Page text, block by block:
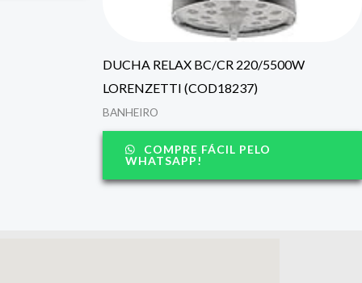
DUCHA RELAX BC/CR 220/5500W
LORENZETTI (COD18237)
BANHEIRO
COMPRE FÁCIL PELO
WHATSAPP!